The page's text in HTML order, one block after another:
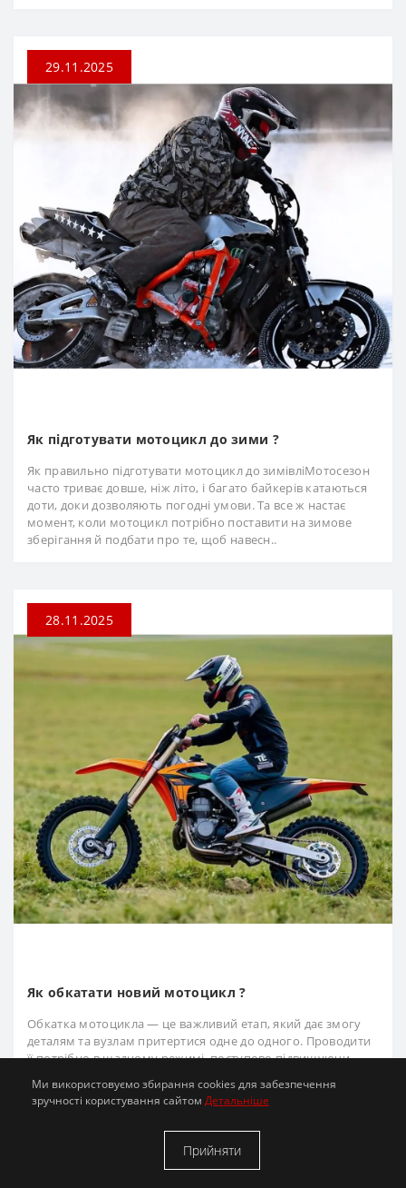
29.11.2025
Як підготувати мотоцикл до зими ?
Як правильно підготувати мотоцикл до зимівліМотосезон
часто триває довше, ніж літо, і багато байкерів катаються
доти, доки дозволяють погодні умови. Та все ж настає
момент, коли мотоцикл потрібно поставити на зимове
зберігання й подбати про те, щоб навесн..
28.11.2025
Як обкатати новий мотоцикл ?
Обкатка мотоцикла — це важливий етап, який дає змогу
деталям та вузлам притертися одне до одного. Проводити
її потрібно в щадному режимі, поступово підвищуючи
допомагає збільшити ресурс мотоцикла та запо..
Ми використовуємо збирання cookies для забезпечення
зручності користування сайтом Детальніше
Прийняти